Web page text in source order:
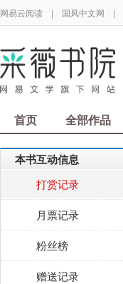
网易云阅读 | 国风中文网 |
首页 全部作品
本书互动信息
打赏记录
月票记录
粉丝榜
赠送记录